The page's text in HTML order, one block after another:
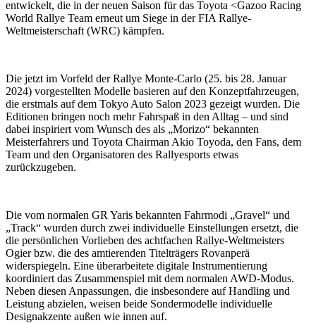
entwickelt, die in der neuen Saison für das Toyota <Gazoo Racing
World Rallye Team erneut um Siege in der FIA Rallye-
Weltmeisterschaft (WRC) kämpfen.
Die jetzt im Vorfeld der Rallye Monte-Carlo (25. bis 28. Januar
2024) vorgestellten Modelle basieren auf den Konzeptfahrzeugen,
die erstmals auf dem Tokyo Auto Salon 2023 gezeigt wurden. Die
Editionen bringen noch mehr Fahrspaß in den Alltag – und sind
dabei inspiriert vom Wunsch des als „Morizo“ bekannten
Meisterfahrers und Toyota Chairman Akio Toyoda, den Fans, dem
Team und den Organisatoren des Rallyesports etwas
zurückzugeben.
Die vom normalen GR Yaris bekannten Fahrmodi „Gravel“ und
„Track“ wurden durch zwei individuelle Einstellungen ersetzt, die
die persönlichen Vorlieben des achtfachen Rallye-Weltmeisters
Ogier bzw. die des amtierenden Titelträgers Rovanperä
widerspiegeln. Eine überarbeitete digitale Instrumentierung
koordiniert das Zusammenspiel mit dem normalen AWD-Modus.
Neben diesen Anpassungen, die insbesondere auf Handling und
Leistung abzielen, weisen beide Sondermodelle individuelle
Designakzente außen wie innen auf.